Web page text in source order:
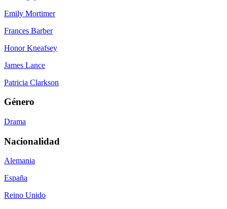
Emily Mortimer
Frances Barber
Honor Kneafsey
James Lance
Patricia Clarkson
Género
Drama
Nacionalidad
Alemania
España
Reino Unido